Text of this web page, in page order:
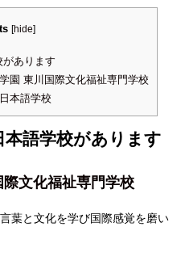
[hide]
あります
園 東川国際文化福祉専門学校
本語学校
語学校があります
文化福祉専門学校
葉と文化を学び国際感覚を磨い